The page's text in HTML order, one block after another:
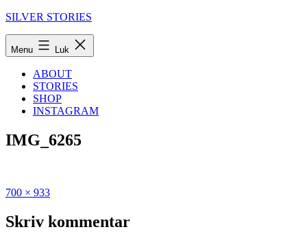
Fortsæt
SILVER STORIES
Menu Luk
ABOUT
STORIES
SHOP
INSTAGRAM
IMG_6265
Udgivet
Rejseguide
til
Fuld
700 × 933
Skriv kommentar